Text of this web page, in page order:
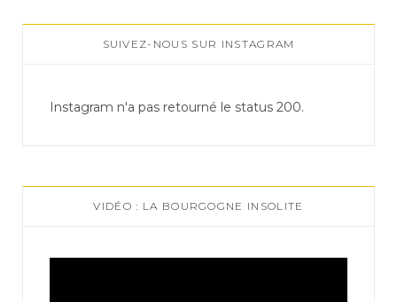
SUIVEZ-NOUS SUR INSTAGRAM
Instagram n'a pas retourné le status 200.
VIDÉO : LA BOURGOGNE INSOLITE